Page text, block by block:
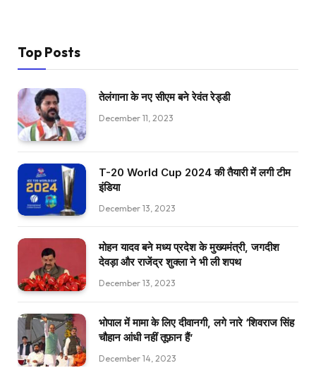
Top Posts
तेलंगाना के नए सीएम बने रेवंत रेड्डी
December 11, 2023
T-20 World Cup 2024 की तैयारी में लगी टीम
इंडिया
December 13, 2023
मोहन यादव बने मध्य प्रदेश के मुख्यमंत्री, जगदीश
देवड़ा और राजेंद्र शुक्ला ने भी ली शपथ
December 13, 2023
भोपाल में मामा के लिए दीवानगी, लगे नारे ‘शिवराज सिंह
चौहान आंधी नहीं तूफ़ान हैं’
December 14, 2023